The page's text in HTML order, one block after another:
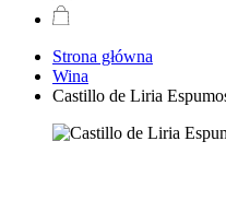
Strona główna
Wina
Castillo de Liria